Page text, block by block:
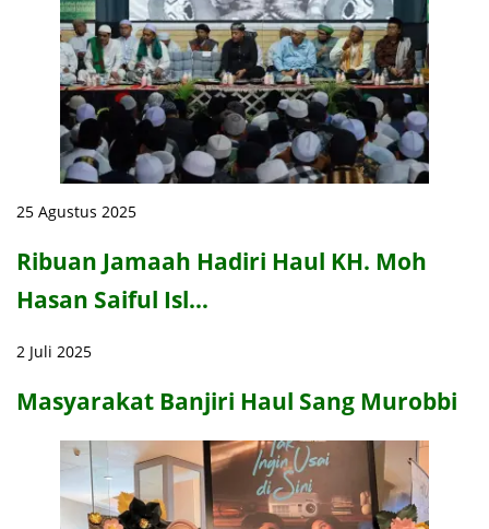
25 Agustus 2025
Ribuan Jamaah Hadiri Haul KH. Moh
Hasan Saiful Isl…
2 Juli 2025
Masyarakat Banjiri Haul Sang Murobbi